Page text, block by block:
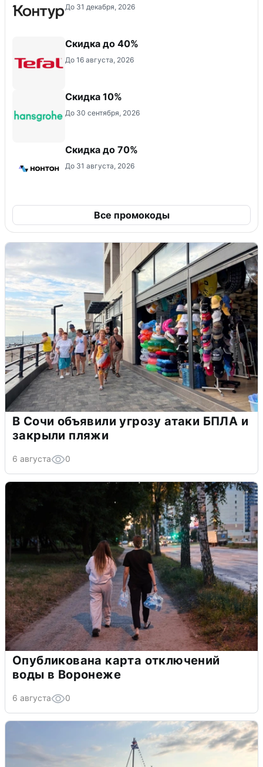
До 31 декабря, 2026
Скидка до 40%
До 16 августа, 2026
Скидка 10%
До 30 сентября, 2026
Скидка до 70%
До 31 августа, 2026
Все промокоды
В Сочи объявили угрозу атаки БПЛА и
закрыли пляжи
6 августа 0
Опубликована карта отключений
воды в Воронеже
6 августа 0